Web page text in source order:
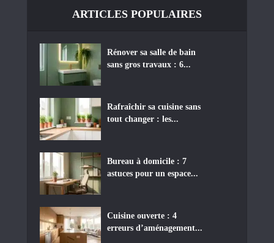
ARTICLES POPULAIRES
Rénover sa salle de bain
sans gros travaux : 6...
Rafraîchir sa cuisine sans
tout changer : les...
Bureau à domicile : 7
astuces pour un espace...
Cuisine ouverte : 4
erreurs d’aménagement...